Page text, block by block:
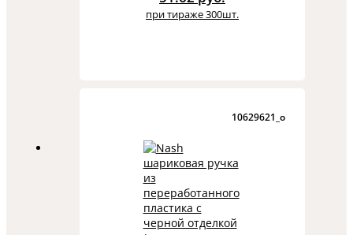
при тираже 300шт.
10629621_o